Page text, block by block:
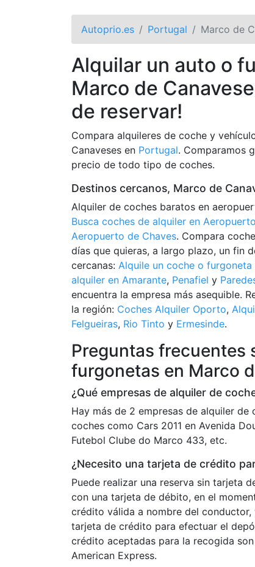
Autoprio.es Portugal Marco de
Alquilar un auto o
Marco de
de reservar!
Compara alquileres de coche y
Canaveses en Portugal. Comparamos
precio de todo tipo de coches.
Destinos cercanos, Marco de
Alquiler de coches baratos en
Busca coches de alquiler en
Aeropuerto de Chaves. Compara
días que quieras, a largo plazo, un fin
cercanas: Alquile un coche o furgoneta
alquiler en Amarante, Penafiel y
encuentra la empresa más asequible.
la región: Coches Alquiler Oporto,
Felgueiras, Rio Tinto y Ermesinde.
Preguntas frecuentes
furgonetas en Marco
¿Qué empresas de alquiler de
Hay más de 2 empresas de alquiler de
coches como Cars 2011 en Avenida
Futebol Clube do Marco 433, etc.
¿Necesito una tarjeta de crédito
Puede realizar una reserva sin tarjeta
con una tarjeta de débito, en el
crédito válida a nombre del
tarjeta de crédito para efectuar el
crédito aceptadas para la recogida
American Express.